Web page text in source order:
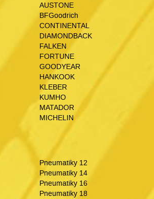
AUSTONE
BFGoodrich
CONTINENTAL
DIAMONDBACK
FALKEN
FORTUNE
GOODYEAR
HANKOOK
KLEBER
KUMHO
MATADOR
MICHELIN
Pneumatiky 12
Pneumatiky 14
Pneumatiky 16
Pneumatiky 18